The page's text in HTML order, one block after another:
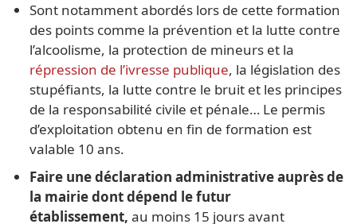
Sont notamment abordés lors de cette formation
des points comme la prévention et la lutte contre
l’alcoolisme, la protection de mineurs et la
répression de l’ivresse publique, la législation des
stupéfiants, la lutte contre le bruit et les principes
de la responsabilité civile et pénale… Le permis
d’exploitation obtenu en fin de formation est
valable 10 ans.
Faire une déclaration administrative auprès de
la mairie dont dépend le futur
établissement, au moins 15 jours avant